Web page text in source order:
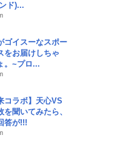
ド)...
ゴイスーなスポー
をお届けしちゃ
。~プロ...
コラボ】天心VS
を聞いてみたら、
答が!!!